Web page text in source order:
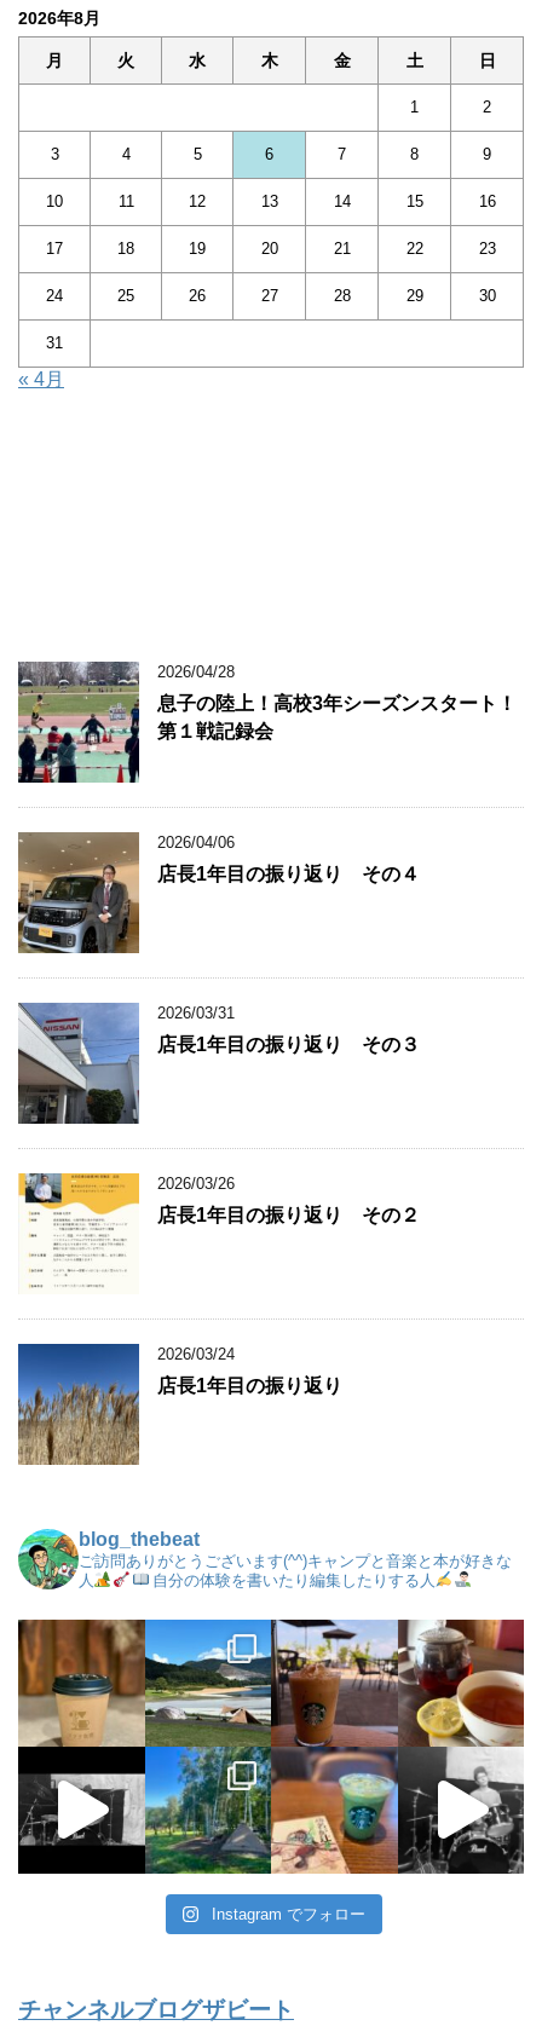
2026年8月
月 火 水 木 金 土 日
1 2
3 4 5 6 7 8 9
10 11 12 13 14 15 16
17 18 19 20 21 22 23
24 25 26 27 28 29 30
31
« 4月
2026/04/28
息子の陸上！高校3年シーズンスタート！
第１戦記録会
2026/04/06
店長1年目の振り返り その４
2026/03/31
店長1年目の振り返り その３
2026/03/26
店長1年目の振り返り その２
2026/03/24
店長1年目の振り返り
blog_thebeat
ご訪問ありがとうございます(^^)キャンプと音楽と本が好きな
人
自分の体験を書いたり編集したりする人
Instagram でフォロー
チャンネルブログザビート